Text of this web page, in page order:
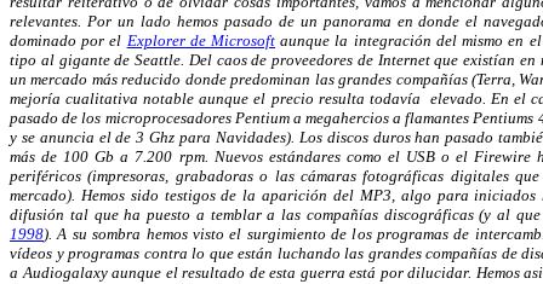
relevantes. Por un lado hemos pasado de un panorama en donde el
dominado por el Explorer de Microsoft aunque la integración del mismo en
tipo al gigante de Seattle. Del caos de proveedores de Internet que existían en
un mercado más reducido donde predominan las grandes compañías (Terra,
mejoría cualitativa notable aunque el precio resulta todavía elevado. En el
pasado de los microprocesadores Pentium a megahercios a flamantes
y se anuncia el de 3 Ghz para Navidades). Los discos duros han pasado
más de 100 Gb a 7.200 rpm. Nuevos estándares como el USB o el
periféricos (impresoras, grabadoras o las cámaras fotográficas digitales
mercado). Hemos sido testigos de la aparición del MP3, algo para
difusión tal que ha puesto a temblar a las compañías discográficas (y al
1998). A su sombra hemos visto el surgimiento de los programas de
vídeos y programas contra lo que están luchando las grandes compañías de
a Audiogalaxy aunque el resultado de esta guerra está por dilucidar. Hemos